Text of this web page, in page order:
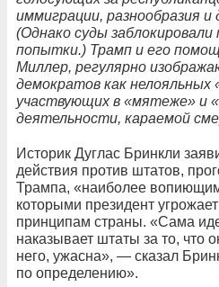
иммиграции, разнообразия и
(Однако суды
попытки.) Трамп и его
Миллер, регулярно
демократов как нелояльных
участвующих в «мятеже» и
деятельности, караемой
Историк Дуглас Бринкли
действия против штатов,
Трампа, «наиболее
которыми президент
принципам страны. «Сама
наказывает штаты за то, что
него, ужасна», — сказал
по определению».